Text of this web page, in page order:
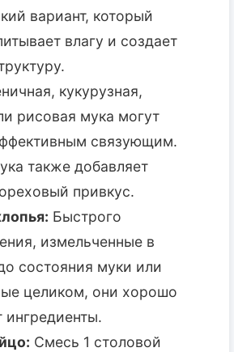
вариант, который
влагу и создает
кукурузная,
рисовая мука могут
связующим.
также добавляет
привкус.
Быстрого
измельченные в
состояния муки или
целиком, они хорошо
ингредиенты.
Смесь 1 столовой